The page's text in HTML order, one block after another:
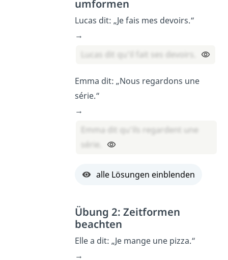
umformen
Lucas dit: „Je fais mes devoirs.“
→
Lucas dit qu’il fait ses devoirs.
Emma dit: „Nous regardons une
série.“
→
Emma dit qu’ils regardent une
série.
alle Lösungen einblenden
Übung 2: Zeitformen
beachten
Elle a dit: „Je mange une pizza.“
→